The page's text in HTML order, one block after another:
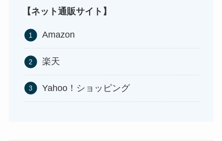
【ネット通販サイト】
Amazon
楽天
Yahoo！ショッピング